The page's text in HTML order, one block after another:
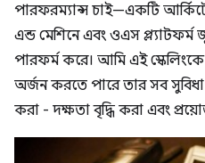
পারফরম্যান্স চাই—একটি
এন্ড মেশিনে এবং ওএস
পারফর্ম করে। আমি এই
অর্জন করতে পারে তার সব
করা - দক্ষতা বৃদ্ধি করা এবং